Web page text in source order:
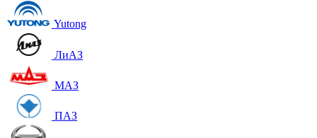
Yutong
ЛиАЗ
МАЗ
ПАЗ